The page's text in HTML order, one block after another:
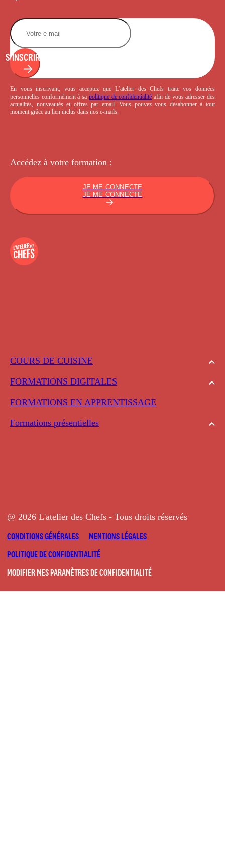
COURS DE CUISINE
FORMATIONS DIGITALES
FORMATIONS EN APPRENTISSAGE
Formations présentielles
S'INSCRIRE
En vous inscrivant, vous acceptez que L’atelier des Chefs traite vos données
personnelles conformément à sa politique de confidentialité afin de vous adresser des
actualités, nouveautés et offres par email. Vous pouvez vous désabonner à tout
moment grâce au lien inclus dans nos e-mails.
Accédez à votre formation :
JE ME CONNECTE
JE ME CONNECTE
@ 2026 L'atelier des Chefs - Tous droits réservés
CONDITIONS GÉNÉRALES
MENTIONS LÉGALES
POLITIQUE DE CONFIDENTIALITÉ
MODIFIER MES PARAMÈTRES DE CONFIDENTIALITÉ